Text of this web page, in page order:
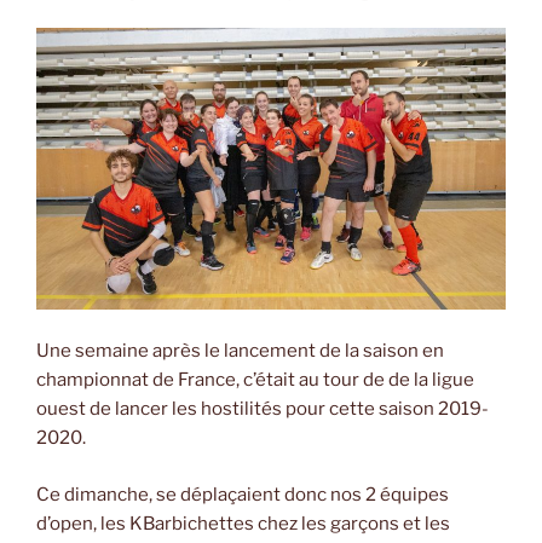
national
#2 »
Une semaine après le lancement de la saison en
championnat de France, c’était au tour de de la ligue
ouest de lancer les hostilités pour cette saison 2019-
2020.
Ce dimanche, se déplaçaient donc nos 2 équipes
d’open, les KBarbichettes chez les garçons et les